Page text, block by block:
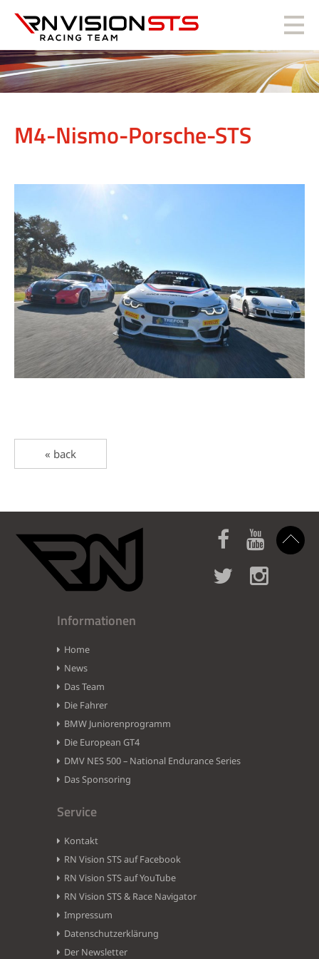
RN Vision STS
M4-Nismo-Porsche-STS
« back
Informationen
Home
News
Das Team
Die Fahrer
BMW Juniorenprogramm
Die European GT4
DMV NES 500 – National Endurance Series
Das Sponsoring
Service
Kontakt
RN Vision STS auf Facebook
RN Vision STS auf YouTube
RN Vision STS & Race Navigator
Impressum
Datenschutzerklärung
Der Newsletter